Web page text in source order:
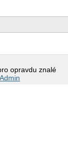
opravdu znalé
Admin